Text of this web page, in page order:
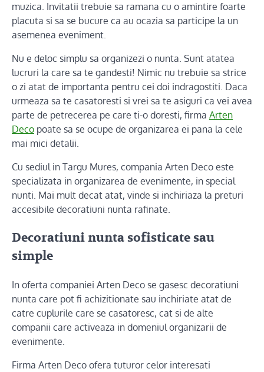
muzica. Invitatii trebuie sa ramana cu o amintire foarte
placuta si sa se bucure ca au ocazia sa participe la un
asemenea eveniment.
Nu e deloc simplu sa organizezi o nunta. Sunt atatea
lucruri la care sa te gandesti! Nimic nu trebuie sa strice
o zi atat de importanta pentru cei doi indragostiti. Daca
urmeaza sa te casatoresti si vrei sa te asiguri ca vei avea
parte de petrecerea pe care ti-o doresti, firma Arten
Deco poate sa se ocupe de organizarea ei pana la cele
mai mici detalii.
Cu sediul in Targu Mures, compania Arten Deco este
specializata in organizarea de evenimente, in special
nunti. Mai mult decat atat, vinde si inchiriaza la preturi
accesibile decoratiuni nunta rafinate.
Decoratiuni nunta sofisticate sau
simple
In oferta companiei Arten Deco se gasesc decoratiuni
nunta care pot fi achizitionate sau inchiriate atat de
catre cuplurile care se casatoresc, cat si de alte
companii care activeaza in domeniul organizarii de
evenimente.
Firma Arten Deco ofera tuturor celor interesati